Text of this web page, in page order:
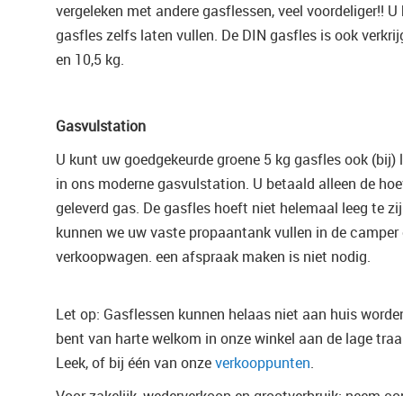
vergeleken met andere gasflessen, veel voordeliger!!
gasfles zelfs laten vullen. De DIN gasfles is ook
en 10,5 kg.
Gasvulstation
U kunt uw goedgekeurde groene 5 kg gasfles ook (bij)
in ons moderne gasvulstation. U betaald alleen de
geleverd gas. De gasfles hoeft niet helemaal leeg te
kunnen we uw vaste propaantank vullen in de
verkoopwagen. een afspraak maken is niet nodig.
Let op: Gasflessen kunnen helaas niet aan huis
bent van harte welkom in onze winkel aan de lage
Leek, of bij één van onzeverkooppunten.